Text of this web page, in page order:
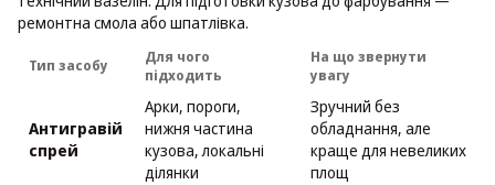
ремонтна смола або шпатлівка.
Тип засобу
Для чого
підходить
На що звернути
увагу
Антигравій
спрей
Арки, пороги,
нижня частина
кузова, локальні
ділянки
Зручний без
обладнання, але
краще для невеликих
площ